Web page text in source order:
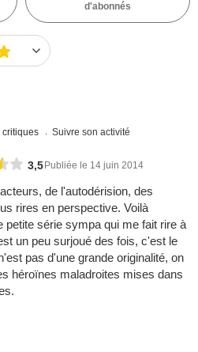
d'abonnés
critiques Suivre son activité
3,5Publiée le 14 juin 2014
de l'autodérision, des
rires en perspective. Voilà
série sympa qui me fait rire à
un peu surjoué des fois, c'est le
pas d'une grande originalité, on
héroïnes maladroites mises dans